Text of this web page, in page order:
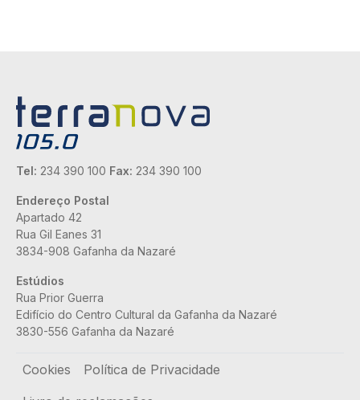
Tel: 234 390 100 Fax: 234 390 100
Endereço Postal
Apartado 42
Rua Gil Eanes 31
3834-908 Gafanha da Nazaré
Estúdios
Rua Prior Guerra
Edifício do Centro Cultural da Gafanha da Nazaré
3830-556 Gafanha da Nazaré
Rodapé
Cookies
Política de Privacidade